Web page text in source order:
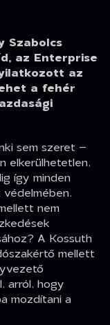
Szabolcs
az Enterprise
az
a fehér
sem szeret –
elkerülhetetlen,
így minden
nem
A Kossuth
mellett
arról, hogy
mozdítani a